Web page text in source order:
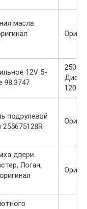
масла
12V 5-
98.3747
250 /
120 р.
подрулевой
двери
Логан,